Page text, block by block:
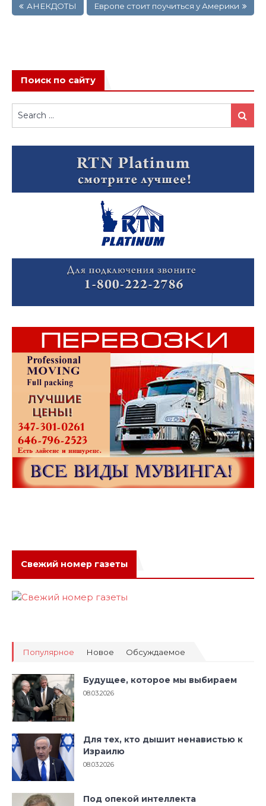
поАНЕКДОТЫ Европе стоит поучиться у Америки
Поиск по сайту
Search
for:
Search
Свежий номер газеты
Популярное Новое Обсуждаемое
Будущее, которое мы выбираем
08.03.2026
Для тех, кто дышит ненавистью к
Израилю
08.03.2026
Под опекой интеллекта